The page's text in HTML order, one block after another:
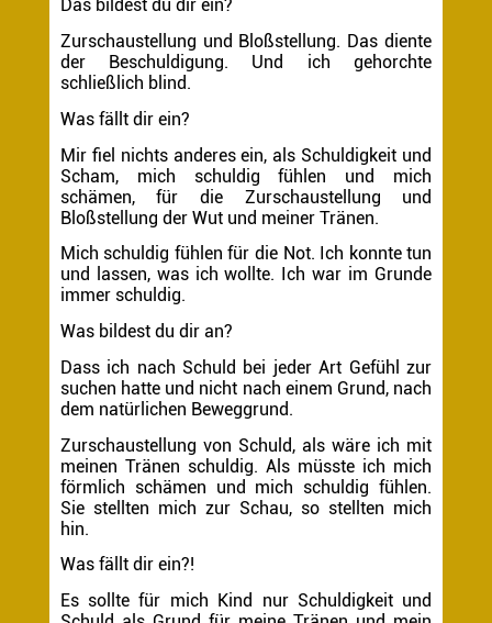
Das bildest du dir ein?
Zurschaustellung und Bloßstellung. Das diente
der Beschuldigung. Und ich gehorchte
schließlich blind.
Was fällt dir ein?
Mir fiel nichts anderes ein, als Schuldigkeit und
Scham, mich schuldig fühlen und mich
schämen, für die Zurschaustellung und
Bloßstellung der Wut und meiner Tränen.
Mich schuldig fühlen für die Not. Ich konnte tun
und lassen, was ich wollte. Ich war im Grunde
immer schuldig.
Was bildest du dir an?
Dass ich nach Schuld bei jeder Art Gefühl zur
suchen hatte und nicht nach einem Grund, nach
dem natürlichen Beweggrund.
Zurschaustellung von Schuld, als wäre ich mit
meinen Tränen schuldig. Als müsste ich mich
förmlich schämen und mich schuldig fühlen.
Sie stellten mich zur Schau, so stellten mich
hin.
Was fällt dir ein?!
Es sollte für mich Kind nur Schuldigkeit und